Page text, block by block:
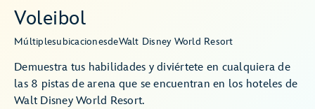
Voleibol
MúltiplesubicacionesdeWalt Disney World Resort
Demuestra tus habilidades y diviértete en cualquiera de
las 8 pistas de arena que se encuentran en los hoteles de
Walt Disney World Resort.